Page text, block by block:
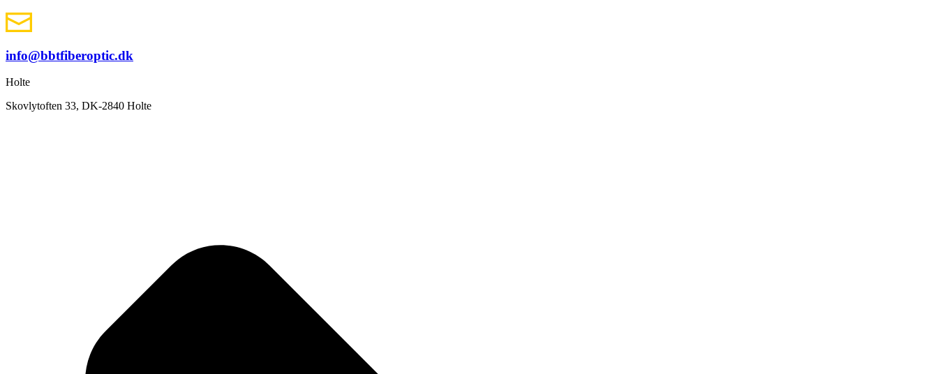
info@bbtfiberoptic.dk
Holte
Skovlytoften 33, DK-2840 Holte